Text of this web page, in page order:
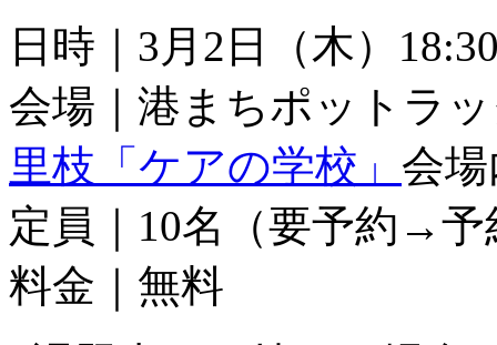
日時｜3月2日（木）
会場｜港まちポットラ
里枝「ケアの学校」 会
定員｜10名（要予約→予
料金｜無料